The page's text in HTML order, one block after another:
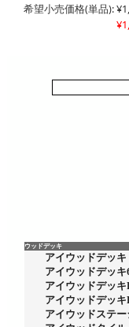
希望小売価格(単品):